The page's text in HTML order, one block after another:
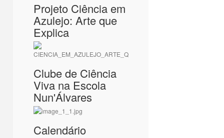
Projeto Ciência em
Azulejo: Arte que
Explica
Clube de Ciência
Viva na Escola
Nun'Álvares
Calendário